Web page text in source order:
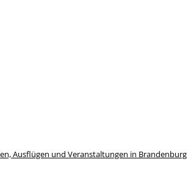
Ausflügen und Veranstaltungen in Brandenburg